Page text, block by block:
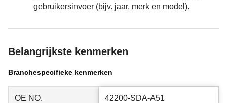
gebruikersinvoer (bijv. jaar, merk en model).
Belangrijkste kenmerken
Branchespecifieke kenmerken
OE NO. 42200-SDA-A51